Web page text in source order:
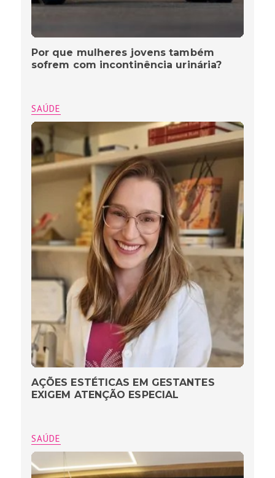
Por que mulheres jovens também
sofrem com incontinência urinária?
SAÚDE
AÇÕES ESTÉTICAS EM GESTANTES
EXIGEM ATENÇÃO ESPECIAL
SAÚDE